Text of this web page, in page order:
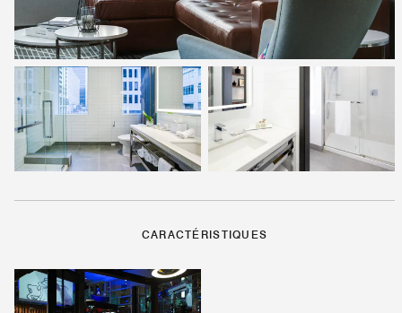
CARACTÉRISTIQUES